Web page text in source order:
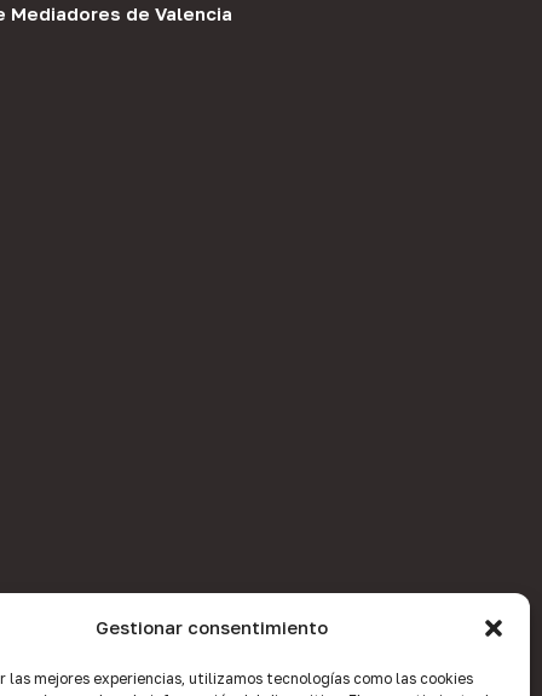
Gestionar consentimiento
las mejores experiencias, utilizamos tecnologías como las cookies
Mediadores de Valencia